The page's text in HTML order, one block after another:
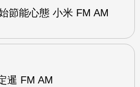
節能心態 小米 FM AM
暹 FM AM